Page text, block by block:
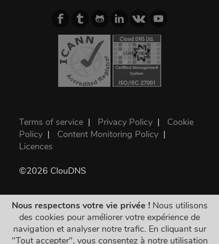
Terms of service | Privacy Policy | Cookie
Policy | Content Monitoring Policy |
Licences
©2026 ClouDNS
Nous respectons votre vie privée !Nous utilisons
des cookies pour améliorer votre expérience de
navigation et analyser notre trafic. En cliquant sur
"Tout accepter", vous consentez à notre utilisation